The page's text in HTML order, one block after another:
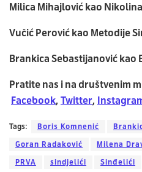
Milica Mihajlović kao
Vučić Perović kao Metodije
Brankica Sebastijanović kao
Pratite nas i na društvenim
Facebook, Twitter,
Tags: Boris Komnenić
Goran Radaković Milena
PRVA sindjelići Sinđelići